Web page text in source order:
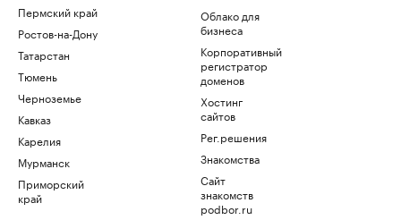
Пермский край
Ростов-на-Дону
Татарстан
Тюмень
Черноземье
Кавказ
Карелия
Мурманск
Приморский
край
Облако для
бизнеса
Корпоративный
регистратор
доменов
Хостинг
сайтов
Рег.решения
Знакомства
Сайт
знакомств
podbor.ru